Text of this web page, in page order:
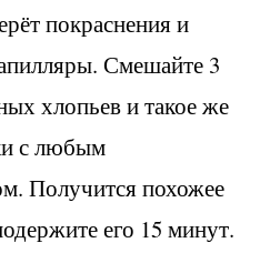
покраснения и
Смешайте 3
хлопьев и такое же
с любым
Получится похожее
его 15 минут.